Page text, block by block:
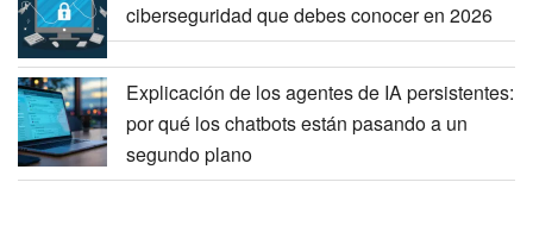
ciberseguridad que debes conocer en 2026
Explicación de los agentes de IA persistentes:
por qué los chatbots están pasando a un
segundo plano